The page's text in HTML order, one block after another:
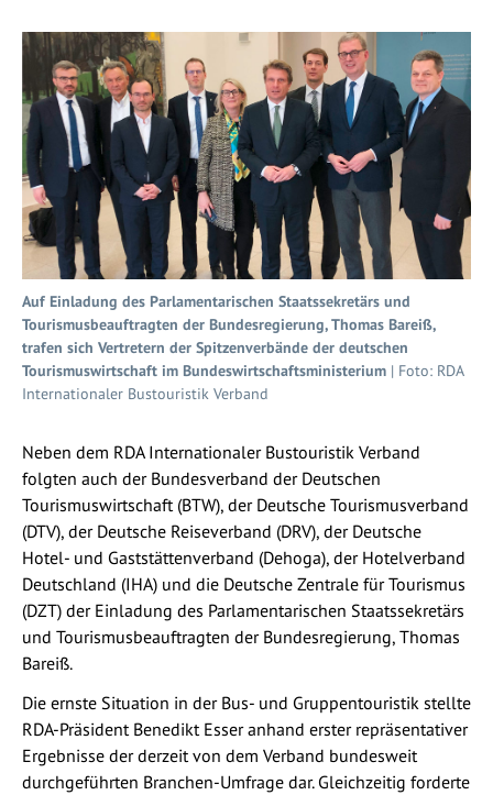
Auf Einladung des Parlamentarischen Staatssekretärs und
Tourismusbeauftragten der Bundesregierung, Thomas Bareiß,
trafen sich Vertretern der Spitzenverbände der deutschen
Tourismuswirtschaft im Bundeswirtschaftsministerium | Foto: RDA
Internationaler Bustouristik Verband
Neben dem RDA Internationaler Bustouristik Verband
folgten auch der Bundesverband der Deutschen
Tourismuswirtschaft (BTW), der Deutsche Tourismusverband
(DTV), der Deutsche Reiseverband (DRV), der Deutsche
Hotel- und Gaststättenverband (Dehoga), der Hotelverband
Deutschland (IHA) und die Deutsche Zentrale für Tourismus
(DZT) der Einladung des Parlamentarischen Staatssekretärs
und Tourismusbeauftragten der Bundesregierung, Thomas
Bareiß.
Die ernste Situation in der Bus- und Gruppentouristik stellte
RDA-Präsident Benedikt Esser anhand erster repräsentativer
Ergebnisse der derzeit von dem Verband bundesweit
durchgeführten Branchen-Umfrage dar. Gleichzeitig forderte